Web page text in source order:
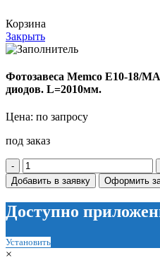
Корзина
Закрыть
Фотозавеса Memco E10-18/
диодов. L=2010мм.
Цена: по запросу
под заказ
Количество
товара
Фотозавеса
Memco
E10-
(model
Добавить в заявку Оформить
Доступно
Установить
×